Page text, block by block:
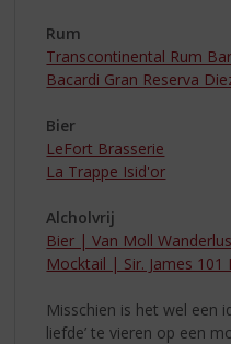
Rum
Transcontinental Rum
Bacardi Gran Reserva
Bier
LeFort Brasserie
La Trappe Isid'or
Alcholvrij
Bier | Van Moll
Mocktail | Sir. James 101
Misschien is het wel een
liefde’ te vieren op een